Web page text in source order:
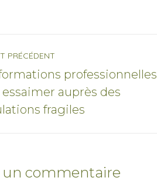
PRÉCÉDENT
professionnelles
auprès des
fragiles
un commentaire